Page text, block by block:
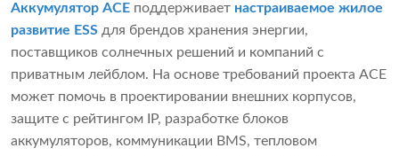
Аккумулятор ACE поддерживает настраиваемое жилое
развитие ESS для брендов хранения энергии,
поставщиков солнечных решений и компаний с
приватным лейблом. На основе требований проекта ACE
может помочь в проектировании внешних корпусов,
защите с рейтингом IP, разработке блоков
аккумуляторов, коммуникации BMS, тепловом